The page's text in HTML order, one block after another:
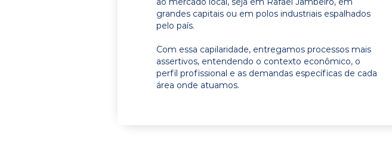
grandes capitais ou em polos industriais espalhados
pelo país.
Com essa capilaridade, entregamos processos mais
assertivos, entendendo o contexto econômico, o
perfil profissional e as demandas específicas de cada
área onde atuamos.